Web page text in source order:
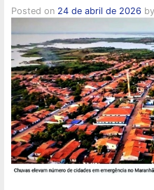
Posted on 24 de abril de 2026 by